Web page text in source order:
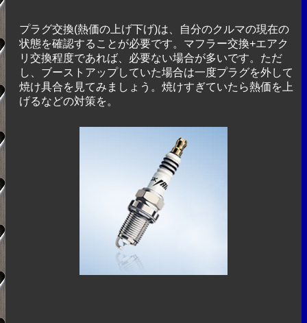
プラグ交換(熱価の上げ下げ)は、自分のクルマの現在の
状態を確認することが必要です。マフラー交換+エアク
リ交換程度であれば、必要ない場合が多いです。ただ
し、ブーストアップしていた場合は一度プラグを外して
焼け具合を見てみましょう。焼けすぎていたら熱価を上
げるなどの対策を。